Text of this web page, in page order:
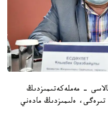
- مەملەكەتىمىزدىڭ
ەلىمىزدىڭ مادەني